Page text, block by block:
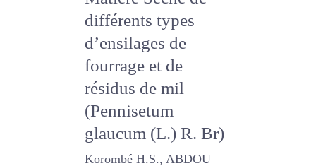
Sèche de
différents types
d’ensilages de
fourrage et de
résidus de mil
(Pennisetum
glaucum (L.) R. Br)